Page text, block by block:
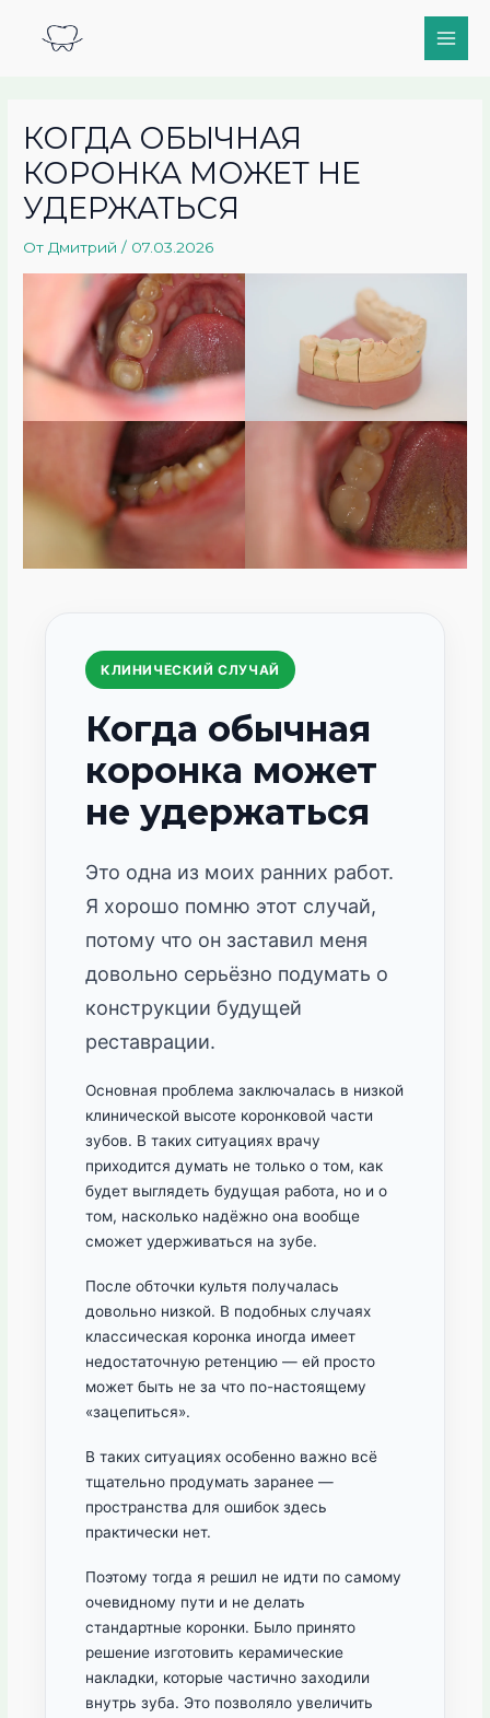
Main
КОГДА ОБЫЧНАЯ
КОРОНКА МОЖЕТ НЕ
УДЕРЖАТЬСЯ
От Дмитрий/ 07.03.2026
КЛИНИЧЕСКИЙ СЛУЧАЙ
Когда обычная
коронка может
не удержаться
Это одна из моих ранних работ.
Я хорошо помню этот случай,
потому что он заставил меня
довольно серьёзно подумать о
конструкции будущей
реставрации.
Основная проблема заключалась в низкой
клинической высоте коронковой части
зубов. В таких ситуациях врачу
приходится думать не только о том, как
будет выглядеть будущая работа, но и о
том, насколько надёжно она вообще
сможет удерживаться на зубе.
После обточки культя получалась
довольно низкой. В подобных случаях
классическая коронка иногда имеет
недостаточную ретенцию — ей просто
может быть не за что по-настоящему
«зацепиться».
В таких ситуациях особенно важно всё
тщательно продумать заранее —
пространства для ошибок здесь
практически нет.
Поэтому тогда я решил не идти по самому
очевидному пути и не делать
стандартные коронки. Было принято
решение изготовить керамические
накладки, которые частично заходили
внутрь зуба. Это позволяло увеличить